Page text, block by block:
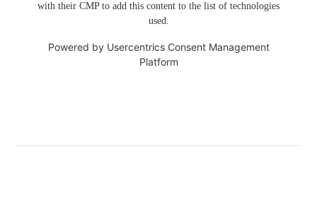
with their CMP to add this content to the list of technologies
used.
Powered by Usercentrics Consent Management
Platform